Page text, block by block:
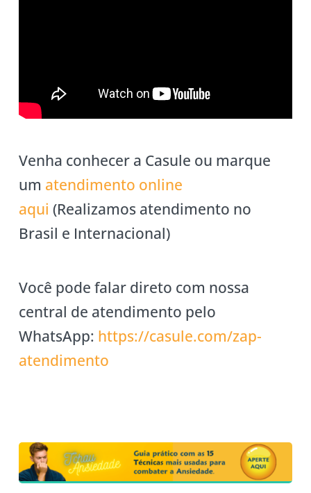
Venha conhecer a Casule ou marque
um atendimento online
aqui (Realizamos atendimento no
Brasil e Internacional)
Você pode falar direto com nossa
central de atendimento pelo
WhatsApp: https://casule.com/zap-
atendimento